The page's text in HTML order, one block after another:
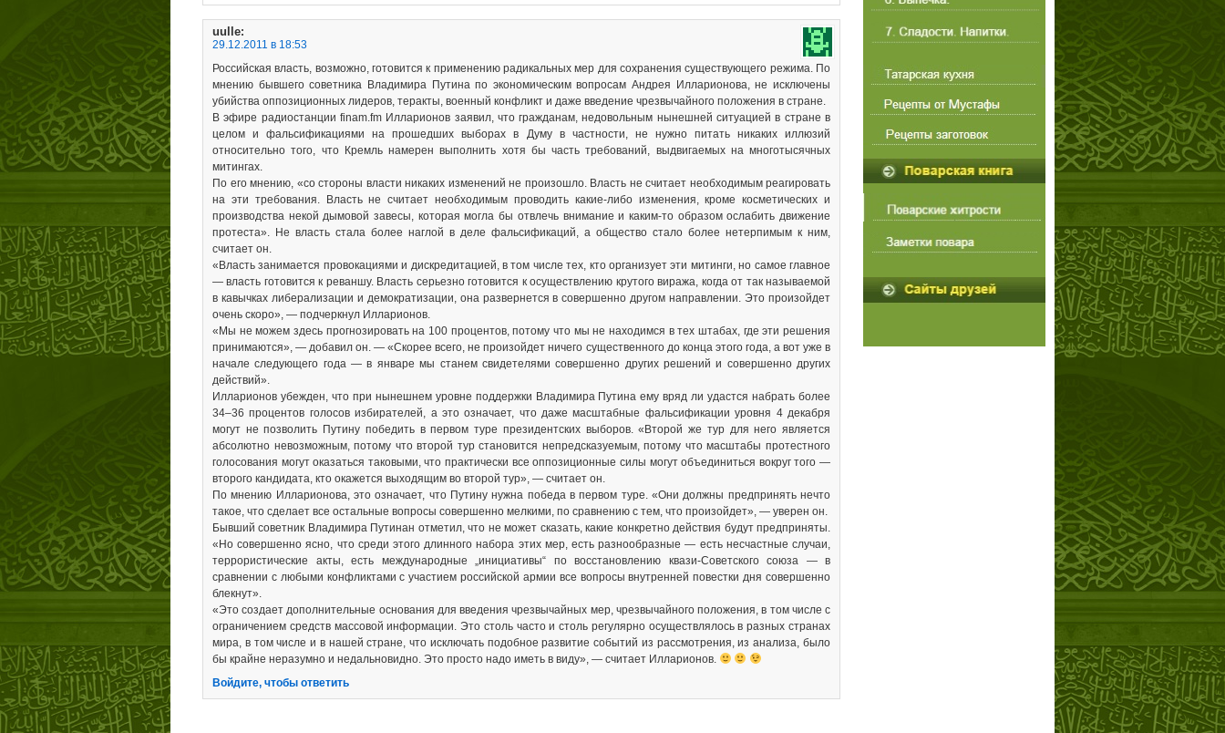
uulle:
29.12.2011 в 18:53
Российская власть, возможно, готовится к применению радикальных мер для сохранения существующего режима. По
мнению бывшего советника Владимира Путина по экономическим вопросам Андрея Илларионова, не исключены
убийства оппозиционных лидеров, теракты, военный конфликт и даже введение чрезвычайного положения в стране.
В эфире радиостанции finam.fm Илларионов заявил, что гражданам, недовольным нынешней ситуацией в стране в
целом и фальсификациями на прошедших выборах в Думу в частности, не нужно питать никаких иллюзий
относительно того, что Кремль намерен выполнить хотя бы часть требований, выдвигаемых на многотысячных
митингах.
По его мнению, «со стороны власти никаких изменений не произошло. Власть не считает необходимым реагировать
на эти требования. Власть не считает необходимым проводить какие-либо изменения, кроме косметических и
производства некой дымовой завесы, которая могла бы отвлечь внимание и каким-то образом ослабить движение
протеста». Не власть стала более наглой в деле фальсификаций, а общество стало более нетерпимым к ним,
считает он.
«Власть занимается провокациями и дискредитацией, в том числе тех, кто организует эти митинги, но самое главное
— власть готовится к реваншу. Власть серьезно готовится к осуществлению крутого виража, когда от так называемой
в кавычках либерализации и демократизации, она развернется в совершенно другом направлении. Это произойдет
очень скоро», — подчеркнул Илларионов.
«Мы не можем здесь прогнозировать на 100 процентов, потому что мы не находимся в тех штабах, где эти решения
принимаются», — добавил он. — «Скорее всего, не произойдет ничего существенного до конца этого года, а вот уже в
начале следующего года — в январе мы станем свидетелями совершенно других решений и совершенно других
действий».
Илларионов убежден, что при нынешнем уровне поддержки Владимира Путина ему вряд ли удастся набрать более
34–36 процентов голосов избирателей, а это означает, что даже масштабные фальсификации уровня 4 декабря
могут не позволить Путину победить в первом туре президентских выборов. «Второй же тур для него является
абсолютно невозможным, потому что второй тур становится непредсказуемым, потому что масштабы протестного
голосования могут оказаться таковыми, что практически все оппозиционные силы могут объединиться вокруг того —
второго кандидата, кто окажется выходящим во второй тур», — считает он.
По мнению Илларионова, это означает, что Путину нужна победа в первом туре. «Они должны предпринять нечто
такое, что сделает все остальные вопросы совершенно мелкими, по сравнению с тем, что произойдет», — уверен он.
Бывший советник Владимира Путинан отметил, что не может сказать, какие конкретно действия будут предприняты.
«Но совершенно ясно, что среди этого длинного набора этих мер, есть разнообразные — есть несчастные случаи,
террористические акты, есть международные „инициативы“ по восстановлению квази-Советского союза — в
сравнении с любыми конфликтами с участием российской армии все вопросы внутренней повестки дня совершенно
блекнут».
«Это создает дополнительные основания для введения чрезвычайных мер, чрезвычайного положения, в том числе с
ограничением средств массовой информации. Это столь часто и столь регулярно осуществлялось в разных странах
мира, в том числе и в нашей стране, что исключать подобное развитие событий из рассмотрения, из анализа, было
бы крайне неразумно и недальновидно. Это просто надо иметь в виду», — считает Илларионов.
Войдите, чтобы ответить